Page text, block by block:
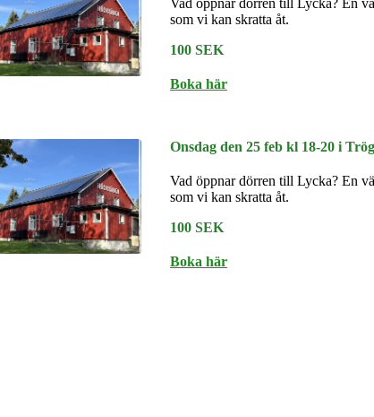
Vad öppnar dörren till Lycka? En
som vi kan skratta åt.
100 SEK
Boka här
Onsdag den 25 feb kl 18-20 i
Vad öppnar dörren till Lycka? En
som vi kan skratta åt.
100 SEK
Boka här